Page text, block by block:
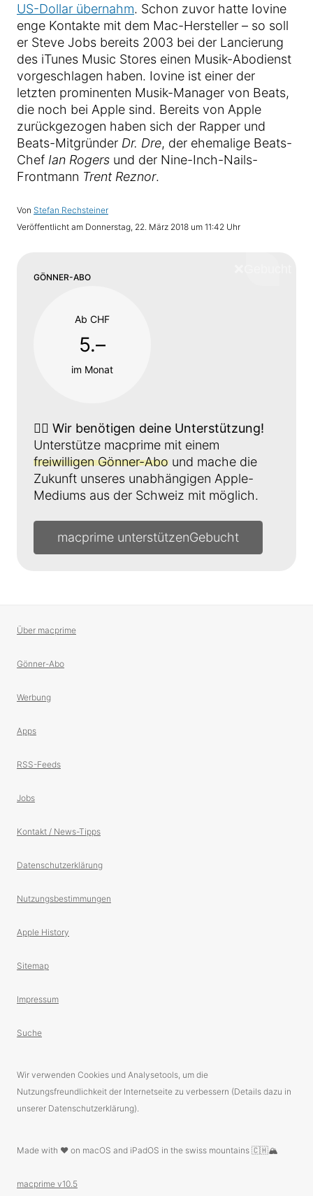
US-Dollar übernahm. Schon zuvor hatte Iovine
enge Kontakte mit dem Mac-Hersteller – so soll
er Steve Jobs bereits 2003 bei der Lancierung
des iTunes Music Stores einen Musik-Abodienst
vorgeschlagen haben. Iovine ist einer der
letzten prominenten Musik-Manager von Beats,
die noch bei Apple sind. Bereits von Apple
zurückgezogen haben sich der Rapper und
Beats-Mitgründer Dr. Dre, der ehemalige Beats-
Chef Ian Rogers und der Nine-Inch-Nails-
Frontmann Trent Reznor.
Von Stefan Rechsteiner
Veröffentlicht am Donnerstag, 22. März 2018 um 11:42 Uhr
GÖNNER-ABO
Ab CHF
5.–
im Monat
👉🏼 Wir benötigen deine Unterstützung!
Unterstütze macprime mit einem
freiwilligen Gönner-Abo und mache die
Zukunft unseres unabhängigen Apple-
Mediums aus der Schweiz mit möglich.
macprime unterstützen
Über macprime
Gönner-Abo
Werbung
Apps
RSS-Feeds
Jobs
Kontakt / News-Tipps
Datenschutzerklärung
Nutzungsbestimmungen
Apple History
Sitemap
Impressum
Suche
Wir verwenden Cookies und Analysetools, um die
Nutzungsfreundlichkeit der Internetseite zu verbessern (Details dazu in
unserer Datenschutzerklärung).
Made with ❤️ on macOS and iPadOS in the swiss mountains 🇨🇭🏔
macprime v10.5